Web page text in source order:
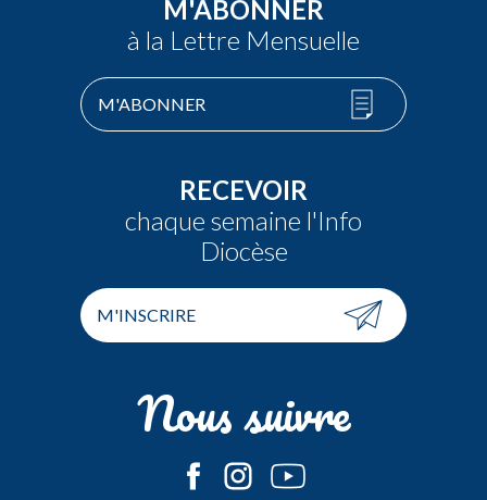
M'ABONNER
à la Lettre Mensuelle
M'ABONNER
RECEVOIR
chaque semaine l'Info
Diocèse
M'INSCRIRE
Nous suivre